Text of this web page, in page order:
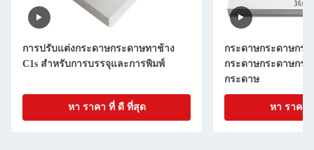
การปรับแต่งกระดาษกระดาษทาช้าง
C1s สําหรับการบรรจุและการพิมพ์
หา ราคา ที่ ดี ที่สุด
กระดาษกระดาษกร
กระดาษกระดาษกร
กระดาษ
หา ราคา